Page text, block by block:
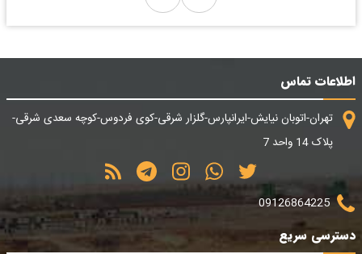
اطلاعات تماس
تهران-اتوبان نیایش-ایرانپارس-گلزار شرقی-کوی فردوس-کوچه سعدی شرقی-
پلاک 14 واحد 7
09126864225
دسترسی سریع